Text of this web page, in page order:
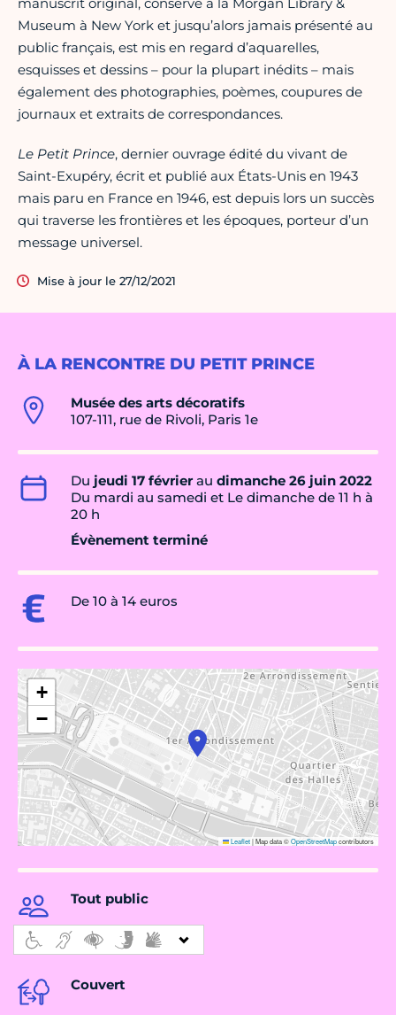
À LA RENCONTRE DU PETIT PRINCE
Musée des arts décoratifs
107-111, rue de Rivoli, Paris 1e
Du jeudi 17 févrierau dimanche 26 juin 2022
Du mardi au samedi et Le dimanche de 11 h à
20 h
Évènement terminé
De 10 à 14 euros
+
−
Leaflet|Map data ©OpenStreetMapcontributors
Tout public
Couvert
manuscrit original, conservé à la Morgan Library &
Museum à New York et jusqu’alors jamais présenté au
public français, est mis en regard d’aquarelles,
esquisses et dessins – pour la plupart inédits – mais
également des photographies, poèmes, coupures de
journaux et extraits de correspondances.
Le Petit Prince, dernier ouvrage édité du vivant de
Saint-Exupéry, écrit et publié aux États-Unis en 1943
mais paru en France en 1946, est depuis lors un succès
qui traverse les frontières et les époques, porteur d’un
message universel.
Mise à jour le 27/12/2021